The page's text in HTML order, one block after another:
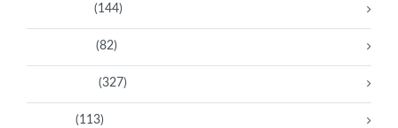
(144)
(82)
(327)
(113)